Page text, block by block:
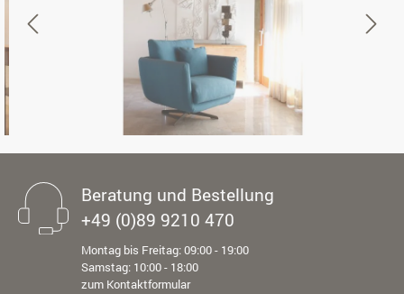
Beratung und Bestellung
+49 (0)89 9210 470
Montag bis Freitag: 09:00 - 19:00
Samstag: 10:00 - 18:00
zum Kontaktformular